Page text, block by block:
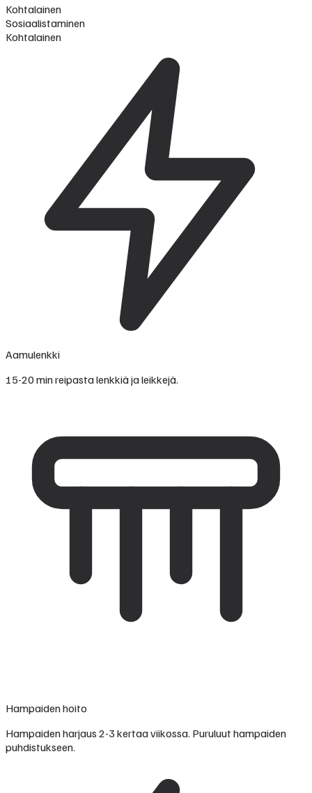
Kohtalainen
Sosiaalistaminen
Kohtalainen
Aamulenkki
15-20 min reipasta lenkkiä ja leikkejä.
Hampaiden hoito
Hampaiden harjaus 2-3 kertaa viikossa. Puruluut hampaiden
puhdistukseen.